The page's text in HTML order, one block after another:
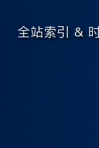
全站索引 &